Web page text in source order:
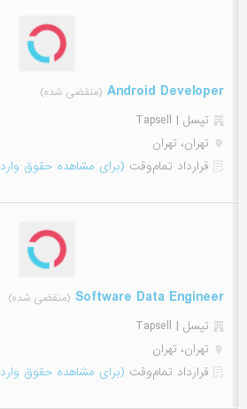
Android Developer (منقضی شده)
تپسل | Tapsell
تهران، تهران
قرارداد تمام‌وقت (برای مشاهده حقوق
Software Data Engineer (منقضی شده)
تپسل | Tapsell
تهران، تهران
قرارداد تمام‌وقت (برای مشاهده حقوق